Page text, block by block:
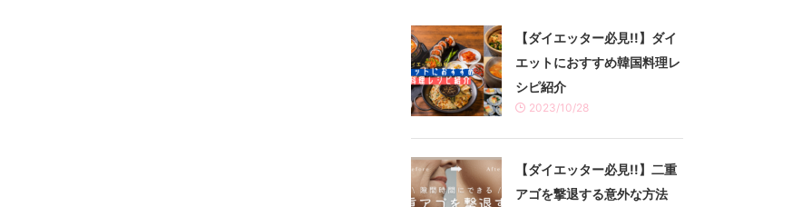
【ダイエッター必見!!】ダイ
エットにおすすめ韓国料理レ
シピ紹介
2023/10/28
【ダイエッター必見!!】二重
アゴを撃退する意外な方法